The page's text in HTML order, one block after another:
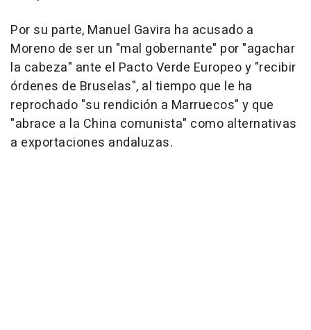
Por su parte, Manuel Gavira ha acusado a
Moreno de ser un "mal gobernante" por "agachar
la cabeza" ante el Pacto Verde Europeo y "recibir
órdenes de Bruselas", al tiempo que le ha
reprochado "su rendición a Marruecos" y que
"abrace a la China comunista" como alternativas
a exportaciones andaluzas.